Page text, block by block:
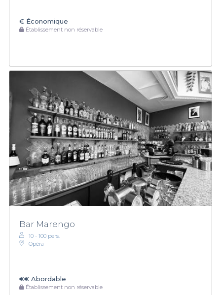
€ Économique
Établissement non réservable
Bar Marengo
10 - 100 pers.
Opéra
€€ Abordable
Établissement non réservable